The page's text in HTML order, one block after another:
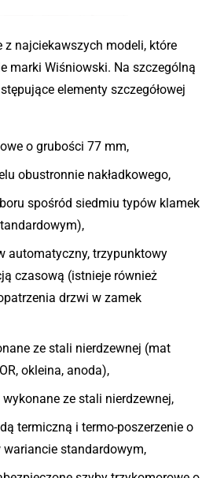
z najciekawszych modeli, które
marki Wiśniowski. Na szczególną
elementy szczegółowej
o grubości 77 mm,
obustronnie nakładkowego,
spośród siedmiu typów klamek
automatyczny, trzypunktowy
czasową (istnieje również
drzwi w zamek
ze stali nierdzewnej (mat
okleina, anoda),
ze stali nierdzewnej,
termiczną i termo-poszerzenie o
standardowym,